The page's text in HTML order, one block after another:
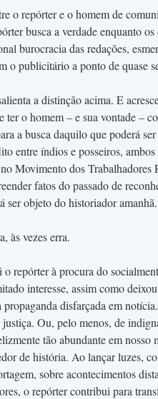
o repórter e o homem de
busca a verdade enquanto
burocracia das redações,
o publicitário a ponto de quase
a distinção acima. E
ter o homem – e sua vontade –
a busca daquilo que poderá
entre índios e posseiros,
Movimento dos
fatos do passado de
ser objeto do historiador amanhã.
às vezes erra.
repórter à procura do
interesse, assim como
disfarçada em
Ou, pelo menos, de
tão abundante em nosso
de história. Ao lançar luzes,
sobre acontecimentos
o repórter contribui para